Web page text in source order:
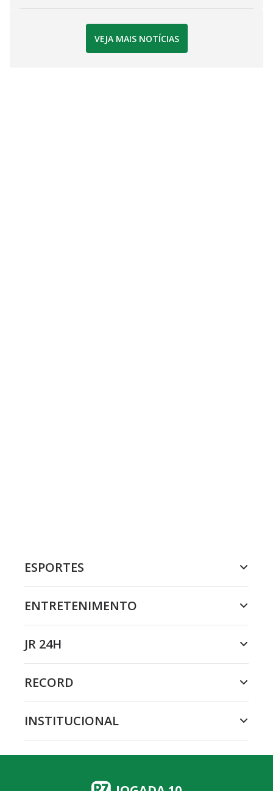
VEJA MAIS NOTÍCIAS
ESPORTES
ENTRETENIMENTO
JR 24H
RECORD
INSTITUCIONAL